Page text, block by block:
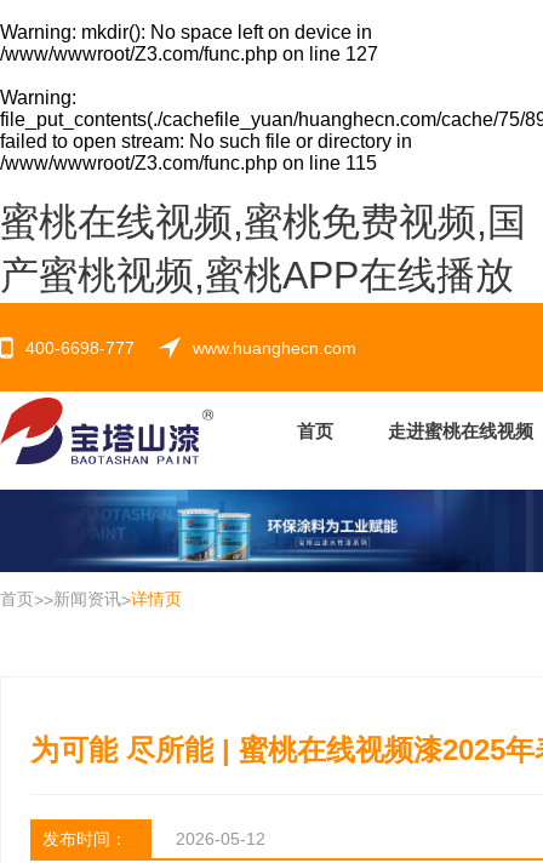
Warning: mkdir(): No space left on device in
/www/wwwroot/Z3.com/func.php on line 127
Warning:
file_put_contents(./cachefile_yuan/huanghecn.com/cache/75/
failed to open stream: No such file or directory in
/www/wwwroot/Z3.com/func.php on line 115
蜜桃在线视频,蜜桃免费视频,国
产蜜桃视频,蜜桃APP在线播放
400-6698-777 www.huanghecn.com
首页 走进蜜桃在线视频
首页>>新闻资讯>详情页
为可能 尽所能 | 蜜桃在线视频漆2025
发布时间： 2026-05-12